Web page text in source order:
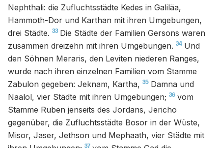
Nephthali: die Zufluchtsstädte Kedes in Galiläa,
Hammoth-Dor und Karthan mit ihren Umgebungen,
drei Städte. 33 Die Städte der Familien Gersons waren
zusammen dreizehn mit ihren Umgebungen. 34 Und
den Söhnen Meraris, den Leviten niederen Ranges,
wurde nach ihren einzelnen Familien vom Stamme
Zabulon gegeben: Jeknam, Kartha, 35 Damna und
Naalol, vier Städte mit ihren Umgebungen; 36 vom
Stamme Ruben jenseits des Jordans, Jericho
gegenüber, die Zufluchtsstädte Bosor in der Wüste,
Misor, Jaser, Jethson und Mephaath, vier Städte mit
37